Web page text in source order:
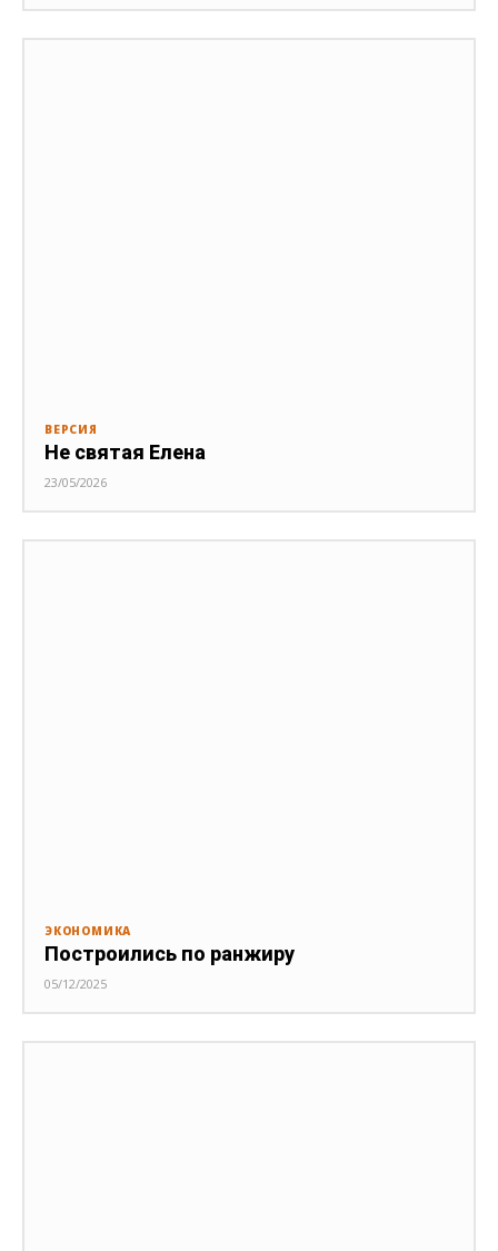
ВЕРСИЯ
Не святая Елена
23/05/2026
ЭКОНОМИКА
Построились по ранжиру
05/12/2025